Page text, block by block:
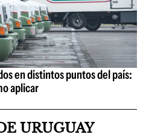
en distintos puntos del país:
aplicar
URUGUAY